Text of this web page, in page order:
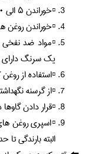
▫️خوراندن ۵ الی ۱۰ گرم پولکسالن دو مرتبه در روز
▫️خوراندن روغن
▫️مواد ضد نفخی
یک سرنگ
▫️استفاده از
▫️از گرسنه
▫️قرار دادن
▫️اسپری روغن
البته بارندگی